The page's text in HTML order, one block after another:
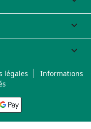

keyboard_arrow_down
légales
Informations